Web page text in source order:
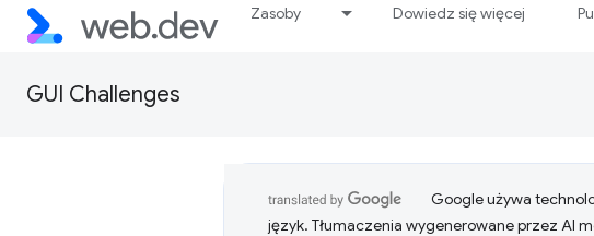
Zasoby Dowiedz się więcej
GUI Challenges
Google używa
język. Tłumaczenia wygenerowane przez AI